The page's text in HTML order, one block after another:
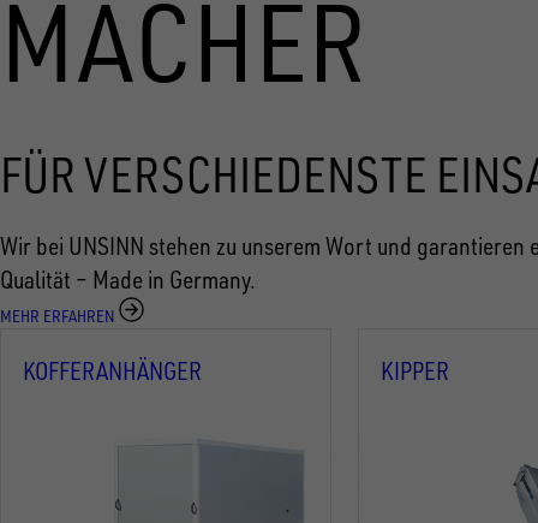
MACHER
FÜR VERSCHIEDENSTE
Wir bei UNSINN stehen zu unserem Wort und
Qualität – Made in Germany.
MEHR ERFAHREN
KOFFERANHÄNGER KIPPER